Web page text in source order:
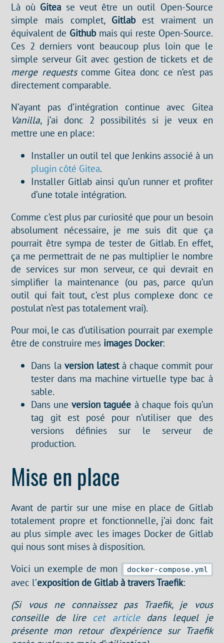
Là où Gitea se veut être un outil Open-Source
simple mais complet, Gitlabest vraiment un
équivalent de Githubmais qui reste Open-Source.
Ces 2 derniers vont beaucoup plus loin que le
simple serveur Git avec gestion de tickets et de
merge requestscomme Gitea donc ce n’est pas
directement comparable.
N’ayant pas d’intégration continue avec Gitea
Vanilla, j’ai donc 2 possibilités si je veux en
mettre une en place:
Installer un outil tel que Jenkins associé à un
plugin côté Gitea.
Installer Gitlab ainsi qu’un runner et profiter
d’une totale intégration.
Comme c’est plus par curiosité que pour un besoin
absolument nécessaire, je me suis dit que ça
pourrait être sympa de tester de Gitlab. En effet,
ça me permettrait de ne pas multiplier le nombre
de services sur mon serveur, ce qui devrait en
simplifier la maintenance (ou pas, parce qu’un
outil qui fait tout, c’est plus complexe donc ce
postulat n’est pas totalement vrai).
Pour moi, le cas d’utilisation pourrait par exemple
être de construire mes images Docker:
Dans la version latestà chaque commit pour
tester dans ma machine virtuelle type bac à
sable.
Dans uneversion taguée à chaque fois qu’un
tag git est posé pour n’utiliser que des
versions définies sur le serveur de
production.
Mise en place
Avant de partir sur une mise en place de Gitlab
totalement propre et fonctionnelle, j’ai donc fait
au plus simple avec les images Docker de Gitlab
qui nous sont mises à disposition.
Voici un exemple de mon
docker-compose.yml
avec l’exposition de Gitlab à travers Traefik:
(Si vous ne connaissez pas Traefik, je vous
conseille de lire cet articledans lequel je
présente mon retour d’expérience sur Traefik